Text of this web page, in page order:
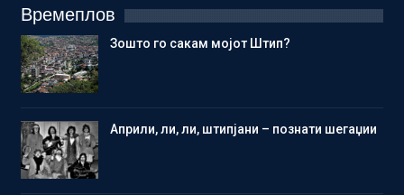
Времеплов
Зошто го сакам мојот Штип?
Aприли, ли, ли, штипјани – познати шегаџии